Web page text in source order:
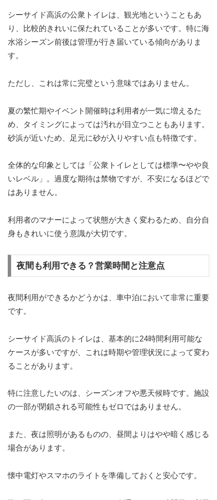
シーサイド高浜の公衆トイレは、観光地ということもあ
り、比較的きれいに保たれていることが多いです。特に海
水浴シーズン前後は管理が行き届いている傾向がありま
す。
ただし、これは常に完璧という意味ではありません。
夏の繁忙期やイベント開催時は利用者が一気に増えるた
め、タイミングによっては汚れが目立つこともあります。
砂浜が近いため、足元に砂が入りやすい点も特徴です。
全体的な印象としては「公衆トイレとしては標準〜やや良
いレベル」。過度な期待は禁物ですが、不安になるほどで
はありません。
利用者のマナーによって状態が大きく変わるため、自分自
身もきれいに使う意識が大切です。
夜間も利用できる？営業時間と注意点
夜間利用ができるかどうかは、車中泊において非常に重要
です。
シーサイド高浜のトイレは、基本的に24時間利用可能な
ケースが多いですが、これは時期や管理状況によって変わ
ることがあります。
特に注意したいのは、シーズンオフや悪天候時です。施設
の一部が閉鎖される可能性もゼロではありません。
また、夜は照明があるものの、昼間よりはやや暗く感じる
場合があります。
懐中電灯やスマホのライトを準備しておくと安心です。